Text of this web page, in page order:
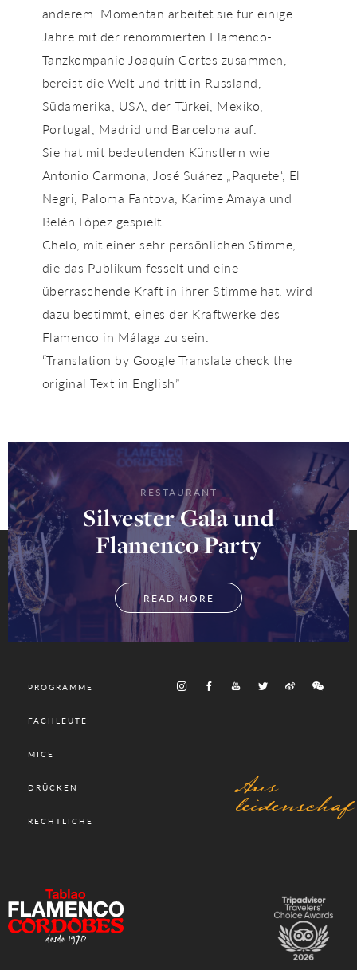
anderem. Momentan arbeitet sie für einige
Jahre mit der renommierten Flamenco-
Tanzkompanie Joaquín Cortes zusammen,
bereist die Welt und tritt in Russland,
Südamerika, USA, der Türkei, Mexiko,
Portugal, Madrid und Barcelona auf.
Sie hat mit bedeutenden Künstlern wie
Antonio Carmona, José Suárez „Paquete“, El
Negri, Paloma Fantova, Karime Amaya und
Belén López gespielt.
Chelo, mit einer sehr persönlichen Stimme,
die das Publikum fesselt und eine
überraschende Kraft in ihrer Stimme hat, wird
dazu bestimmt, eines der Kraftwerke des
Flamenco in Málaga zu sein.
“Translation by Google Translate check the
original Text in English”
RESTAURANT
Silvester Gala und
Flamenco Party
READ MORE
PROGRAMME
FACHLEUTE
MICE
DRÜCKEN
RECHTLICHE
Aus
leidenschaf